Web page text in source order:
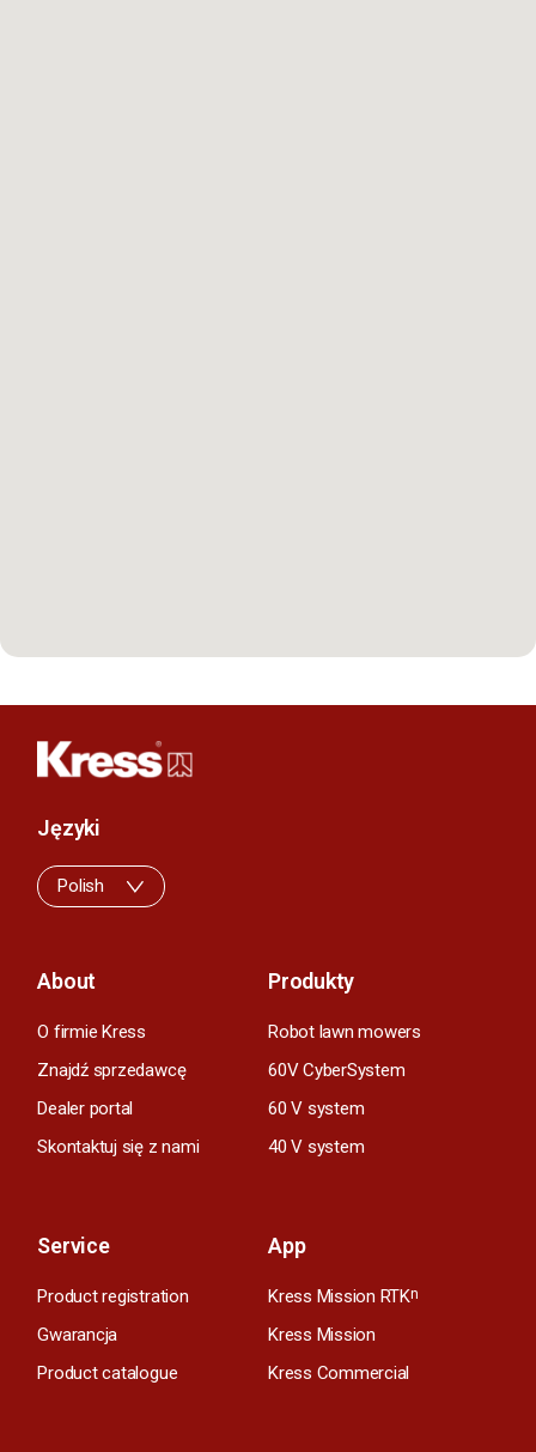
About
O firmie Kress
Znajdź sprzedawcę
Dealer portal
Skontaktuj się z nami
Produkty
Robot lawn mowers
60V CyberSystem
60 V system
40 V system
Service
Product registration
Gwarancja
Product catalogue
App
Kress Mission RTKn
Kress Mission
Kress Commercial
Języki
Polish